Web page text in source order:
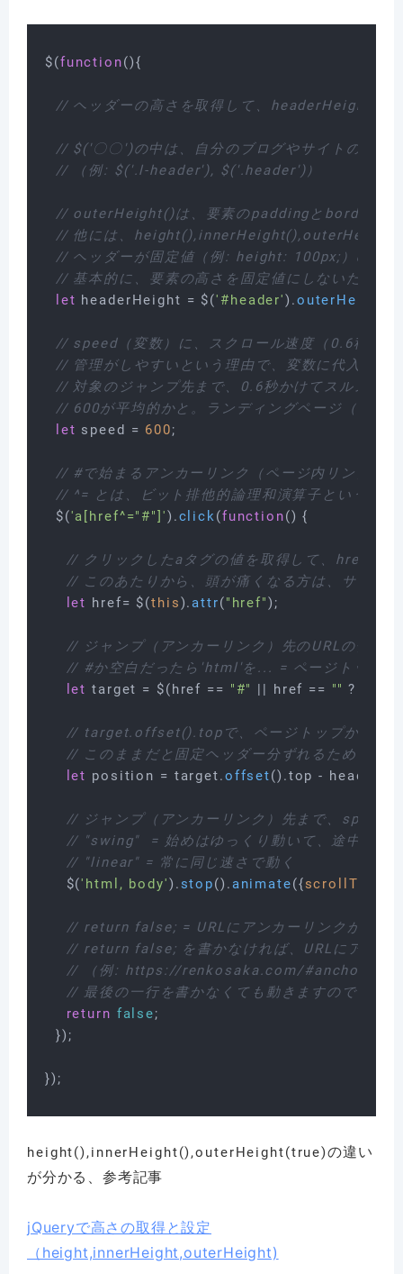
$(function(){
// ヘッダーの高さを取得して、headerHeight（
// $('〇〇')の中は、自分のブログやサイトのコー
// （例: $('.l-header'), $('.header')）
// outerHeight()は、要素のpaddingとborderを含
// 他には、
// ヘッダーが固定値（例: height: 100px;）の場
// 基本的に、要素の高さを固定値にしないため
let headerHeight = $('#header').outerHeight
// speed（変数）に、スクロール速度（0.6秒）を
// 管理がしやすいという理由で、変数に代入する
// 対象のジャンプ先まで、0.6秒かけてスルスル
// 600が平均的かと。ランディングページ（LP）
let speed = 600;
// #で始まるアンカーリンク（ページ内リンク）
// ^= とは、ビット排他的論理和演算子という、
  $(
'a[href^="#"]').click(function() {
// クリックしたaタグの値を取得して、href（変
// このあたりから、頭が痛くなる方は、サラー
let href= $(this).attr("href");
// ジャンプ（アンカーリンク）先のURLの値が
// #か空白だったら'html'を... = ページトップへ
let target = $(href == "#" || href == "" ?
// target.offset().topで、ページトップからジャ
// このままだと固定ヘッダー分ずれるため、-
let position = target.offset().top -
// ジャンプ（アンカーリンク）先まで、speed
// "swing"  = 始めはゆっくり動いて、途中はち
// "linear" = 常に同じ速さで動く
    $(
'html, body').stop().animate({scrollTop
// return false; = URLにアンカーリンクが表示
// return false; を書かなければ、URLにアンカ
// （例: https://renkosaka.com/#anchor-link
// 最後の一行を書かなくても動きますので、自
return false;
  });
height(),innerHeight(),outerHeight(true)の違い
が分かる、参考記事
jQueryで高さの取得と設定
（height,innerHeight,outerHeight)